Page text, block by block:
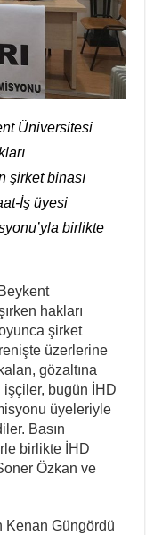
Üniversitesi
şirket binası
İş üyesi
birlikte
hakları
şirket
üzerlerine
gözaltına
işçiler, bugün İHD
üyeleriyle
Basın
birlikte İHD
Özkan ve
Kenan Güngördü